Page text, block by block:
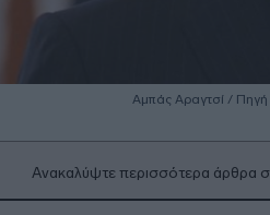
Αμπάς Αραγτσί /
Ανακαλύψτε περισσότερα άρθρα